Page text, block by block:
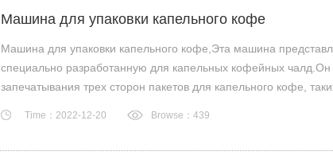
Машина для упаковки капельного кофе
Машина для упаковки капельного кофе,Эта машина
специально разработанную для капельных кофейных чалд.Он
запечатывания трех сторон пакетов для капельного кофе,
Time：2022-12-20 Browse：439